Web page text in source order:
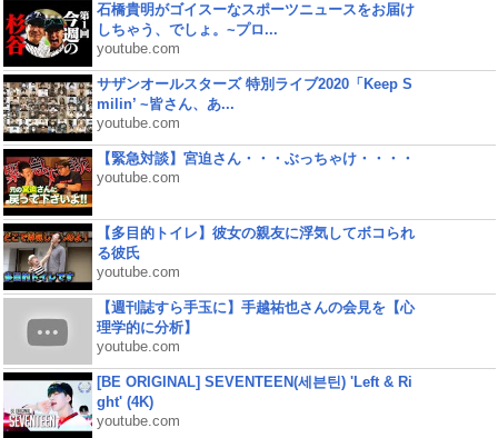
石橋貴明がゴイスーなスポーツニュースをお届け
しちゃう、でしょ。~プロ...
youtube.com
サザンオールスターズ 特別ライブ2020「Keep S
milin’ ~皆さん、あ...
youtube.com
【緊急対談】宮迫さん・・・ぶっちゃけ・・・・
youtube.com
【多目的トイレ】彼女の親友に浮気してボコられ
る彼氏
youtube.com
【週刊誌すら手玉に】手越祐也さんの会見を【心
理学的に分析】
youtube.com
[BE ORIGINAL] SEVENTEEN(세븐틴) 'Left & Ri
ght' (4K)
youtube.com